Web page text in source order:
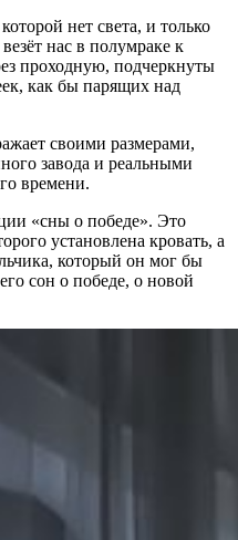
нет света, и только
нас в полумраке к
проходную, подчеркнуты
как бы парящих над
своими размерами,
завода и реальными
времени.
«сны о победе». Это
установлена кровать, а
который он мог бы
сон о победе, о новой